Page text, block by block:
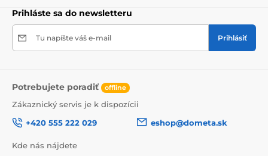
Prihláste sa do newsletteru
Tu napíšte váš e-mail Prihlásiť
Potrebujete poradiť offline
Zákaznický servis je k dispozícii
+420 555 222 029
eshop@dometa.sk
Kde nás nájdete